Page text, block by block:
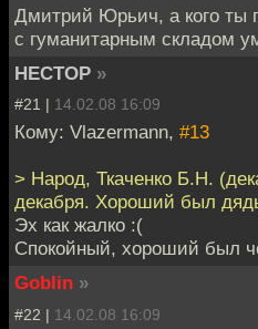
Дмитрий Юрьич, а кого
с гуманитарным складом
HECTOP »
#21 | 14.02.08 16:09
Кому: Vlazermann, #13
> Народ, Ткаченко Б.Н.
декабря. Хороший был
Эх как жалко :(
Спокойный, хороший был
Goblin »
#22 | 14.02.08 16:09